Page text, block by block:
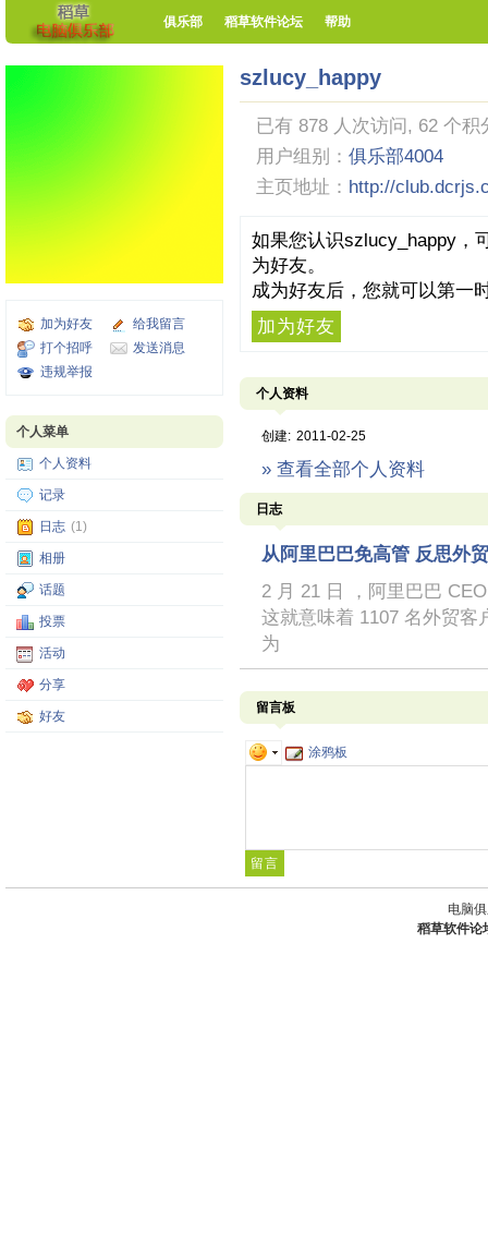
俱乐部 稻草软件论坛 帮助
加为好友
给我留言
打个招呼
发送消息
违规举报
个人菜单
个人资料
记录
日志 (1)
相册
话题
投票
活动
分享
好友
szlucy_happy
已有 878 人次访问, 62 个
用户组别： 俱乐部4004
主页地址： http://
如果您认识szlucy_happy，
为好友。
成为好友后，您就可以第一
加为好友
个人资料
创建: 2011-02-25
» 查看全部个人资料
日志
从阿里巴巴免高管 反思外
2 月 21 日 ，阿里巴巴
这就意味着 1107 名外贸客
为
留言板
涂鸦板
电脑
稻草软件论